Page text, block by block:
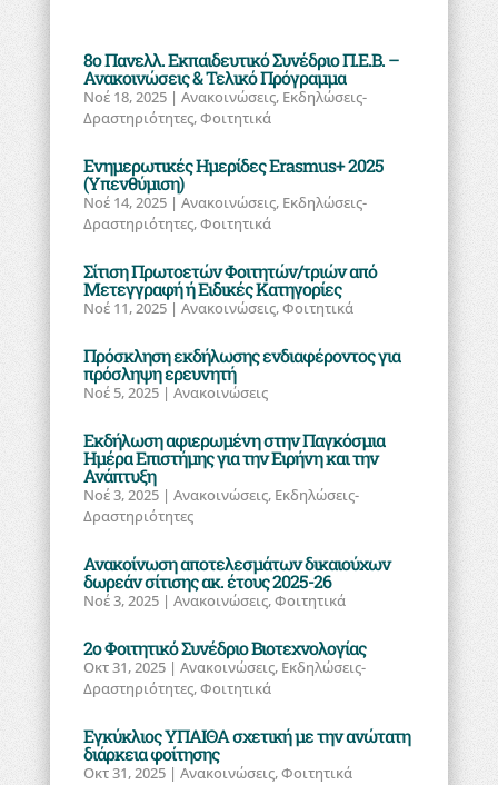
8ο Πανελλ. Εκπαιδευτικό Συνέδριο Π.Ε.Β. –
Ανακοινώσεις & Τελικό Πρόγραμμα
Νοέ 18, 2025| Ανακοινώσεις, Εκδηλώσεις-
Δραστηριότητες,Φοιτητικά
Eνημερωτικές Ημερίδες Erasmus+ 2025
(Υπενθύμιση)
Νοέ 14, 2025| Ανακοινώσεις, Εκδηλώσεις-
Δραστηριότητες,Φοιτητικά
Σίτιση Πρωτοετών Φοιτητών/τριών από
Μετεγγραφή ή Ειδικές Κατηγορίες
Νοέ 11, 2025| Ανακοινώσεις,Φοιτητικά
Πρόσκληση εκδήλωσης ενδιαφέροντος για
πρόσληψη ερευνητή
Νοέ 5, 2025| Ανακοινώσεις
Εκδήλωση αφιερωμένη στην Παγκόσμια
Ημέρα Επιστήμης για την Ειρήνη και την
Ανάπτυξη
Νοέ 3, 2025| Ανακοινώσεις, Εκδηλώσεις-
Δραστηριότητες
Ανακοίνωση αποτελεσμάτων δικαιούχων
δωρεάν σίτισης ακ. έτους 2025-26
Νοέ 3, 2025| Ανακοινώσεις,Φοιτητικά
2ο Φοιτητικό Συνέδριο Βιοτεχνολογίας
Οκτ 31, 2025| Ανακοινώσεις, Εκδηλώσεις-
Δραστηριότητες,Φοιτητικά
Εγκύκλιος ΥΠΑΙΘΑ σχετική με την ανώτατη
διάρκεια φοίτησης
Οκτ 31, 2025| Ανακοινώσεις,Φοιτητικά